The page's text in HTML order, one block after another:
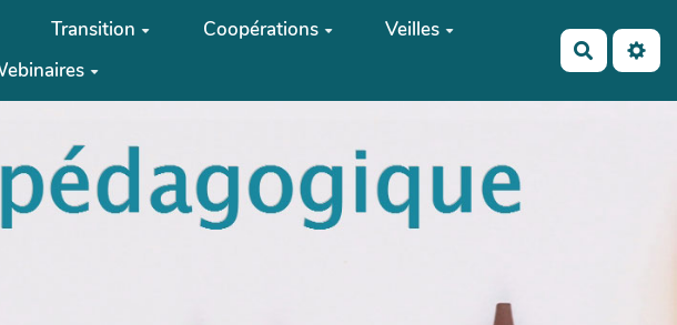
Transition Coopérations
Veilles